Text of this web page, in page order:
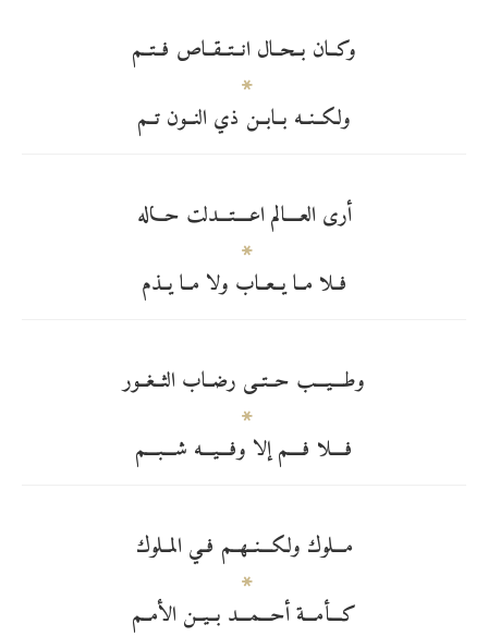
وكــان بــحــال انــتــقــاص فــتــم
ولكــنــه بــابــن ذي النــون تــم
أرى العــــالم اعــــتـــدلت حـــاله
فــلا مــا يــعــاب ولا مــا يــذم
وطـــيـــب حــتــى رضــاب الثــغــور
فــــلا فــــم إلا وفـــيـــه شـــبـــم
مـــلوك ولكـــنــهــم فــي المــلوك
كـــأمـــة أحـــمـــد بــيــن الأمــم